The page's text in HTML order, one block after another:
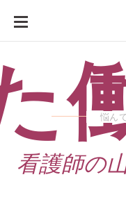
SKIP
CONTENT
悩ん
看護師の